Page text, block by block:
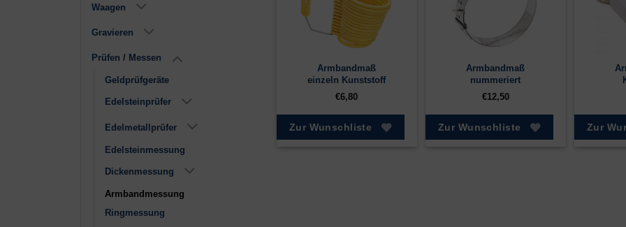
Waagen
Gravieren
Prüfen / Messen
Geldprüfgeräte
Edelsteinprüfer
Edelmetallprüfer
Edelsteinmessung
Dickenmessung
Armbandmessung
Ringmessung
Armbandmaß
einzeln Kunststoff
€6,80
Zur Wunschliste
Armbandmaß
nummeriert
€12,50
Zur Wunschliste Zur